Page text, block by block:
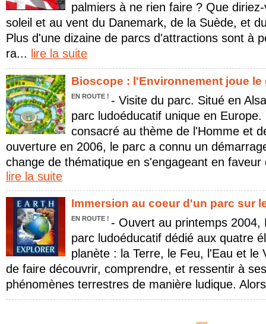
palmiers à ne rien faire ? Que
soleil et au vent du Danemark, de la Suède, et
Plus d'une dizaine de parcs d'attractions sont à
ra... lire la suite
Bioscope : l'Environnement joue le
EN ROUTE ! - Visite du parc. Situé en
parc ludoéducatif unique en
consacré au thème de l'Homme et
ouverture en 2006, le parc a connu un
change de thématique en s'engageant en
lire la suite
Immersion au coeur d'un parc sur
EN ROUTE ! - Ouvert au printemps 2004,
parc ludoéducatif dédié aux quatre
planète : la Terre, le Feu, l'Eau et le
de faire découvrir, comprendre, et ressentir à
phénomènes terrestres de manière ludique.